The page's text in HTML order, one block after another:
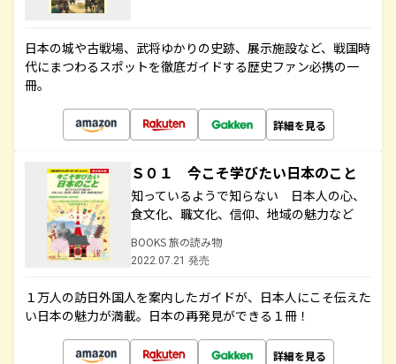
日本の城や古戦場、武将ゆかりの史跡、展示施設など、戦国時
代にまつわるスポットを徹底ガイドする歴史ファン必携の一
冊。
詳細を見る
Ｓ０１ 今こそ学びたい日本のこと
知っているようで知らない 日本人の心、
食文化、職文化、信仰、地域の魅力など
BOOKS 旅の読み物
2022.07.21 発売
１万人の訪日外国人を案内したガイドが、日本人にこそ伝えた
い日本の魅力が満載。日本の再発見ができる１冊！
詳細を見る